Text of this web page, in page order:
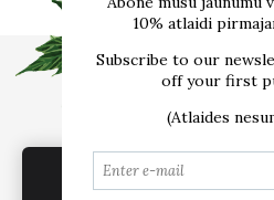
E-VEIKALS
Atsauksmes
Blogs
Kontakti
Piegāde